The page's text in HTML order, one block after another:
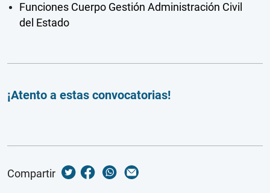
Funciones Cuerpo Gestión Administración Civil
del Estado
¡Atento a estas convocatorias!
Compartir